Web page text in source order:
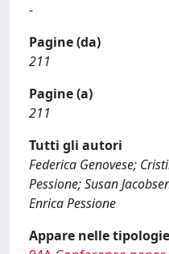
-
Pagine (da)
211
Pagine (a)
211
Tutti gli autori
Federica Genovese;
Pessione; Susan
Enrica Pessione
Appare nelle